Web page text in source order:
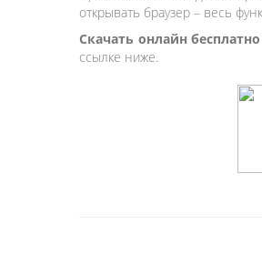
открывать браузер – весь
Скачать онлайн
ссылке ниже.